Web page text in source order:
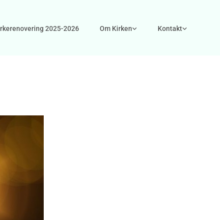
2025-2026 Om Kirken Kontakt